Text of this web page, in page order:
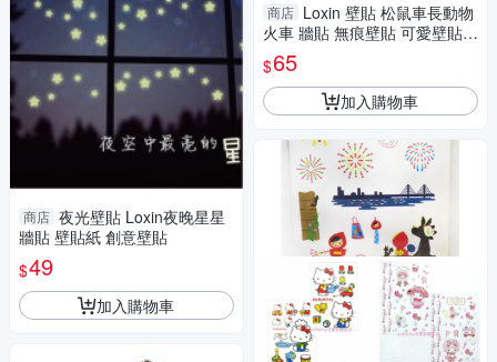
商店 夜光壁貼 Loxin夜晚星星
牆貼 壁貼紙 創意壁貼
$49
加入購物車
商店 Loxin 壁貼 松鼠車長動物
火車 牆貼 無痕壁貼 可愛壁貼
裝飾 diy壁貼紙 背景貼【SF152
6】
$65
加入購物車